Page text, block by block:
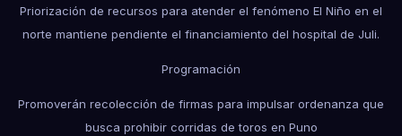
Priorización de recursos para atender el fenómeno El Niño en el
norte mantiene pendiente el financiamiento del hospital de Juli.
Programación
Promoverán recolección de firmas para impulsar ordenanza que
busca prohibir corridas de toros en Puno